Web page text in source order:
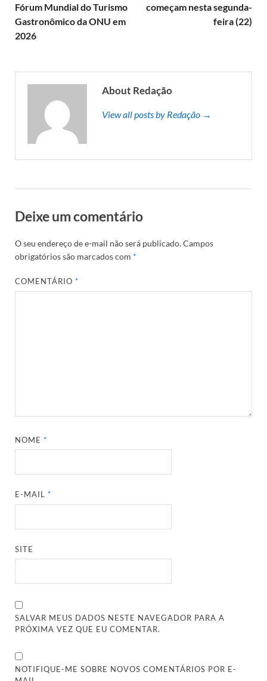
Fórum Mundial do Turismo
Gastronômico da ONU em
2026
começam nesta segunda-
feira (22)
About Redação
View all posts by Redação →
Deixe um comentário
O seu endereço de e-mail não será publicado.Campos
obrigatórios são marcados com *
COMENTÁRIO*
NOME*
E-MAIL*
SITE
SALVAR MEUS DADOS NESTE NAVEGADOR PARA A
PRÓXIMA VEZ QUE EU COMENTAR.
NOTIFIQUE-ME SOBRE NOVOS COMENTÁRIOS POR E-